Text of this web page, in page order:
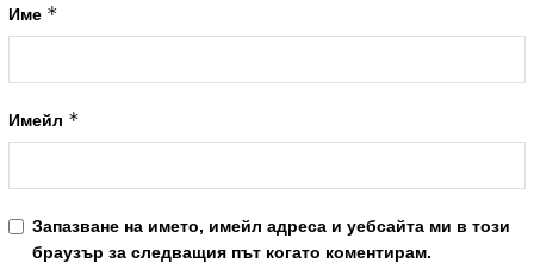
Име *
Имейл *
Запазване на името, имейл адреса и уебсайта ми в този
браузър за следващия път когато коментирам.